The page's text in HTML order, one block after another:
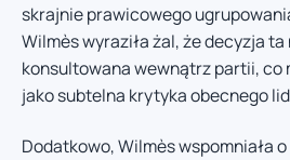
skrajnie prawicowego
Wilmès wyraziła żal, że decyzja ta
konsultowana wewnątrz partii, co
jako subtelna krytyka obecnego
Dodatkowo, Wilmès wspomniała